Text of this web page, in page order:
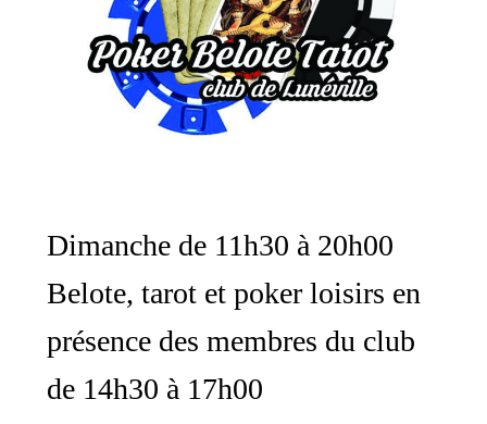
Dimanche de 11h30 à 20h00
Belote, tarot et poker loisirs en
présence des membres du club
de 14h30 à 17h00